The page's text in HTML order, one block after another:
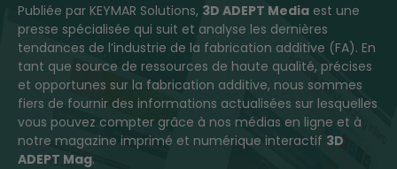
Publiée par KEYMAR Solutions, 3D ADEPT Media est une
presse spécialisée qui suit et analyse les dernières
tendances de l’industrie de la fabrication additive (FA). En
tant que source de ressources de haute qualité, précises
et opportunes sur la fabrication additive, nous sommes
fiers de fournir des informations actualisées sur lesquelles
vous pouvez compter grâce à nos médias en ligne et à
notre magazine imprimé et numérique interactif 3D
ADEPT Mag.